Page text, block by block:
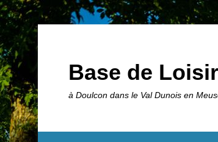
Base de
à Doulcon dans le Val Dunois en